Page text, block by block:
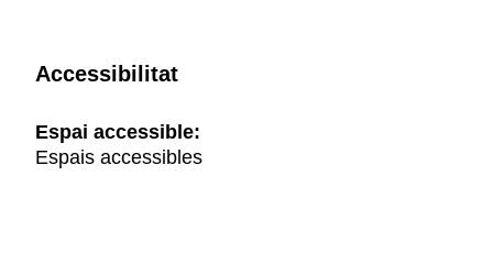
Accessibilitat
Espai accessible:
Espais accessibles